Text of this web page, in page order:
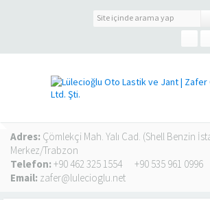
Adres: Çömlekçi Mah. Yalı Cad. (Shell Benzin
Merkez/Trabzon
Telefon: +90 462 325 1554
+90 535 961 0996
Email: zafer@lulecioglu.net